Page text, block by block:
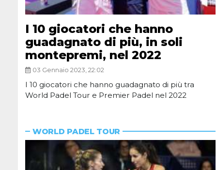
I 10 giocatori che hanno
guadagnato di più, in soli
montepremi, nel 2022
03 Gennaio 2023, 22:02
I 10 giocatori che hanno guadagnato di più tra
World Padel Tour e Premier Padel nel 2022
WORLD PADEL TOUR